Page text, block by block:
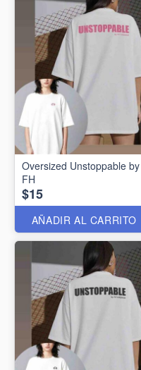
Oversized Unstoppable by
FH
$15
AÑADIR AL CARRITO